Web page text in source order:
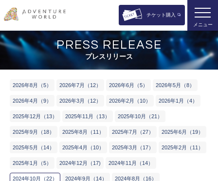
チケット購入
メニュー
PRESS RELEASE
プレスリリース
2​0​2​6​年8月​（5） 2​0​2​6​年7月​（12） 2​0​2​6​年6月​（5） 2​0​2​6​年5月​（8）
2​0​2​6​年4月​（9） 2​0​2​6​年3月​（12） 2​0​2​6​年2月​（10） 2​0​2​6​年​1月​（4）
2​0​2​5​年​12月​（13） 2​0​2​5​年​11月​（13） 2​0​2​5​年​10月​（21）
2​0​2​5​年​9月​（18） 2​0​2​5​年8​月​（11） 2​0​2​5​年​7月​（27） 2​0​2​5​年​6月​（19）
2​0​2​5​年​5月​（14） 2​0​2​5​年​4月​（10） 2​0​2​5​年​3月​（17） 2​0​2​5​年​2月​（11）
2​0​2​5​年​1月​（5） 2​0​2​4​年​12月​（17) 2​0​2​4​年​11月​（14）
2​0​2​4​年​10月​（22） 2​0​2​4​年​9月​（14） 2​0​2​4​年​8月​（16）